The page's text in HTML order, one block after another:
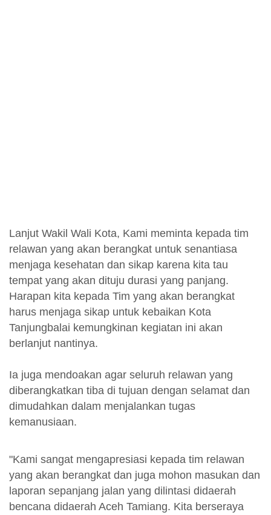
Lanjut Wakil Wali Kota, Kami meminta kepada tim
relawan yang akan berangkat untuk senantiasa
menjaga kesehatan dan sikap karena kita tau
tempat yang akan dituju durasi yang panjang.
Harapan kita kepada Tim yang akan berangkat
harus menjaga sikap untuk kebaikan Kota
Tanjungbalai kemungkinan kegiatan ini akan
berlanjut nantinya.
Ia juga mendoakan agar seluruh relawan yang
diberangkatkan tiba di tujuan dengan selamat dan
dimudahkan dalam menjalankan tugas
kemanusiaan.
"Kami sangat mengapresiasi kepada tim relawan
yang akan berangkat dan juga mohon masukan dan
laporan sepanjang jalan yang dilintasi didaerah
bencana didaerah Aceh Tamiang. Kita berseraya